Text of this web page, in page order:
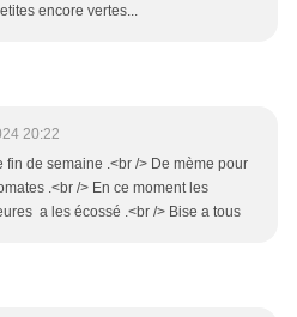
encore vertes...
20:22
de semaine .<br /> De mème pour
.<br /> En ce moment les
a les écossé .<br /> Bise a tous